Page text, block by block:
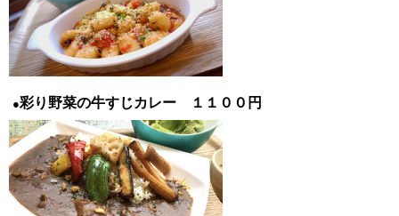
●彩り野菜の牛すじカレー １１００円